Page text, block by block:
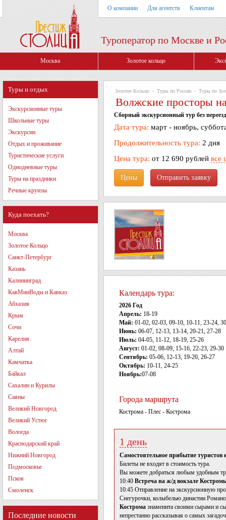
О компании Для агентств Клиентам
Туроператор по Москве и
Москва Золотое кольцо
Туры и отдых
Экскурсионные туры
Школьные туры
Экскурсии
Отдых и проживание
Туристические услуги
Однодневные туры
Туры на праздники
Речные круизы
Куда поехать?
Москва
Золотое Кольцо
Санкт-Петербург
Казань
Калининград
КавМинВоды и Кавказ
Абхазия
Крым
Сочи
Карелия
Алтай
Камчатка
Байкал
Сахалин и Курилы
Саяны
Великий Новгород
Великий Устюг
Вологда
Краснодарский край
Нижний Новгород
Подмосковье
Псков
Смоленск
Последние новости
Золотое Кольцо » Туры по России » Туры по
Волжские просторы
Сборный экскурсионный тур без
Дата тура: март - ноябрь,
Продолжительность тура: 2 дня
Цена тура: от 12 690 рублей все
Цены
Календарь тура:
2026 Год
Апрель: 18-19
Май: 01-02, 02-03, 09-10, 10-11, 23-24,
Июнь: 06-07, 12-13, 13-14, 20-21, 27-28
Июль: 04-05, 11-12, 18-19, 25-26
Август: 01-02, 08-09, 15-16, 22-23, 29-30
Сентябрь: 05-06, 12-13, 19-20, 26-27
Октябрь: 10-11, 24-25
Ноябрь:07-08
Города маршрута
Кострома - Плес - Кострома
1 день
Самостоятельное прибытие туристов
Билеты не входят в стоимость тура.
Вы можете добраться любым удобным
10:40 Встреча на ж/д вокзале
10:45 Отправление на экскурсионную
Снегурочки, колыбелью династии
Кострома знаменита своими сырами и
непрестанно рассказывая о самых